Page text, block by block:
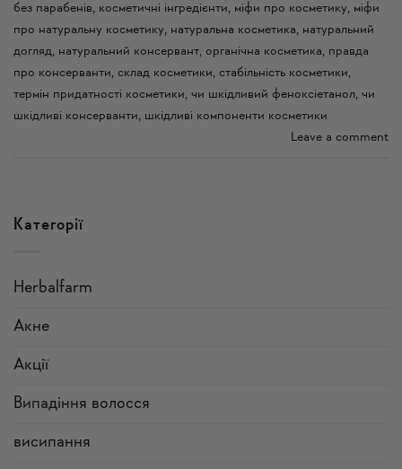
без парабенів, косметичні інгредієнти, міфи про косметику, міфи
про натуральну косметику, натуральна косметика, натуральний
догляд, натуральний консервант, органічна косметика, правда
про консерванти, склад косметики, стабільність косметики,
термін придатності косметики, чи шкідливий феноксіетанол, чи
шкідливі консерванти, шкідливі компоненти косметики
Leave a comment
Категорії
Herbalfarm
Акне
Акції
Випадіння волосся
висипання